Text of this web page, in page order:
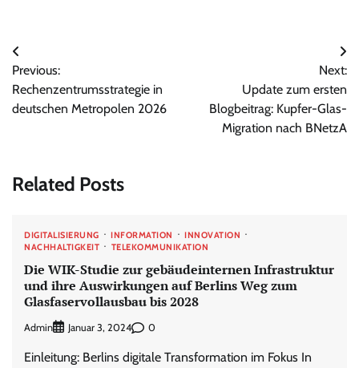
Beitragsnavigation
Previous:
Rechenzentrumsstrategie in
deutschen Metropolen 2026
Next:
Update zum ersten
Blogbeitrag: Kupfer-Glas-
Migration nach BNetzA
Related Posts
DIGITALISIERUNG INFORMATION
INNOVATION
NACHHALTIGKEIT
TELEKOMMUNIKATION
Die WIK-Studie zur gebäudeinternen Infrastruktur
und ihre Auswirkungen auf Berlins Weg zum
Glasfaservollausbau bis 2028
Admin Januar 3, 2024 0
Einleitung: Berlins digitale Transformation im Fokus In